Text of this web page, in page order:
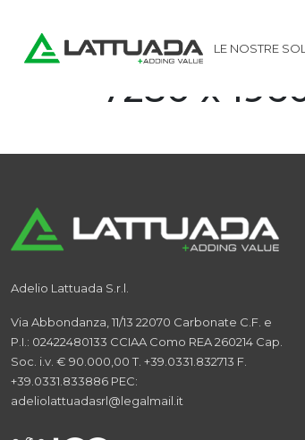
LE NOSTRE
Ingombri:
7280 x
Adelio Lattuada S.r.l.
Via Abbondanza, 11/13 22070 Carbonate C.F. e
P.I.: 02422480133 CCIAA Como REA 260214 Cap.
Soc. i.v. € 90.000,00 T. +39.0331.832713 F.
+39.0331.833886 PEC:
adeliolattuadasrl@legalmail.it